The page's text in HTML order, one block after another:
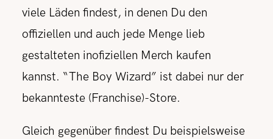
viele Läden findest, in denen Du den
offiziellen und auch jede Menge lieb
gestalteten inofiziellen Merch kaufen
kannst. “The Boy Wizard” ist dabei nur der
bekannteste (Franchise)-Store.
Gleich gegenüber findest Du beispielsweise